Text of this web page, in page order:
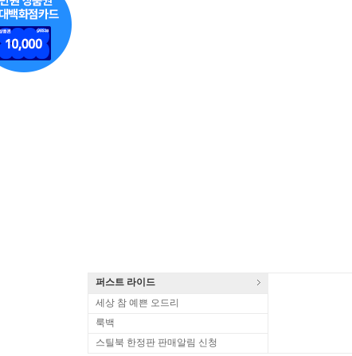
퍼스트 라이드
세상 참 예쁜 오드리
룩백
스틸북 한정판 판매알림 신청